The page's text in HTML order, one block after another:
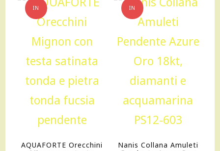
IN
OFFERTA!
AQUAFORTE Orecchini
IN
OFFERTA!
Nanis Collana Amuleti